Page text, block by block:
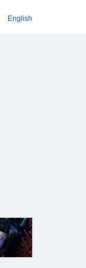
English